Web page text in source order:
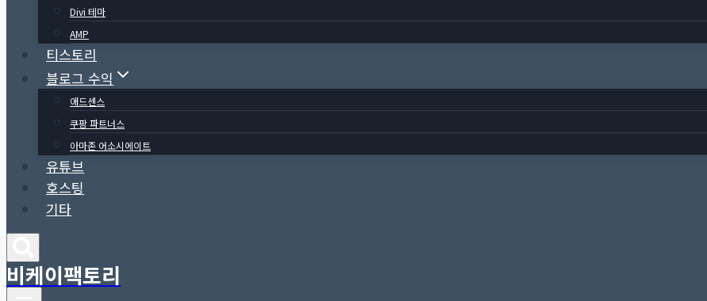
Divi 테마
AMP
티스토리
블로그 수익
애드센스
쿠팡 파트너스
아마존 어소시에이트
유튜브
호스팅
기타
비케이팩토리